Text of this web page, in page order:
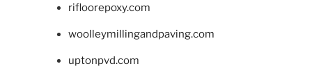
rifloorepoxy.com
woolleymillingandpaving.com
uptonpvd.com